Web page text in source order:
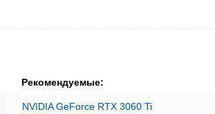
Рекомендуемые:
NVIDIA GeForce RTX 3060 Ti